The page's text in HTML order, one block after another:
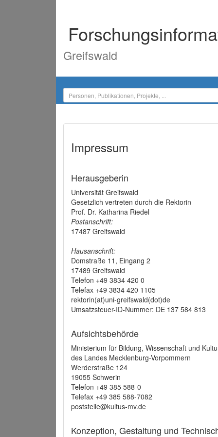
Greifswald
Impressum
Herausgeberin
Universität Greifswald
Gesetzlich vertreten durch die Rektorin
Prof. Dr. Katharina Riedel
Postanschrift:
17487 Greifswald
Hausanschrift:
Domstraße 11, Eingang 2
17489 Greifswald
Telefon +49 3834 420 0
Telefax +49 3834 420 1105
rektorin(at)uni-greifswald(dot)de
Umsatzsteuer-ID-Nummer: DE 137 584 813
Aufsichtsbehörde
Ministerium für Bildung, Wissenschaft und
des Landes Mecklenburg-Vorpommern
Werderstraße 124
19055 Schwerin
Telefon +49 385 588-0
Telefax +49 385 588-7082
poststelle@kultus-mv.de
Konzeption, Gestaltung und